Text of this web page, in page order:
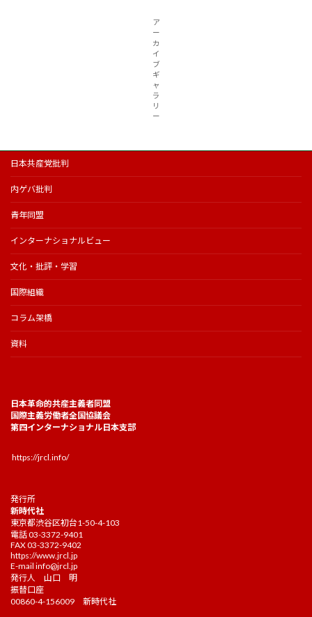
ア
ー
カ
イ
ブ
ギ
ャ
ラ
リ
ー
日本共産党批判
内ゲバ批判
青年同盟
インターナショナルビュー
文化・批評・学習
国際組織
コラム架橋
資料
日本革命的共産主義者同盟
国際主義労働者全国協議会
第四インターナショナル日本支部
https://jrcl.info/
発行所
新時代社
東京都渋谷区初台1-50-4-103
電話 03-3372-9401
FAX 03-3372-9402
https://www.jrcl.jp
E-mail info@jrcl.jp
発行人 山口 明
振替口座
00860-4-156009 新時代社